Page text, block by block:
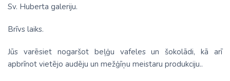
Sv. Huberta galeriju.
Brīvs laiks.
Jūs varēsiet nogaršot beļģu vafeles un šokolādi, kā arī
apbrīnot vietējo audēju un mežģīņu meistaru produkciju..